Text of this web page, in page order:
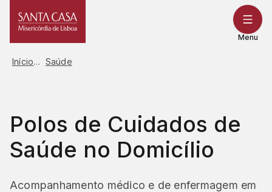
para
Menu
Início Saúde
Polos de Cuidados de
Saúde no Domicílio
Acompanhamento médico e de enfermagem em